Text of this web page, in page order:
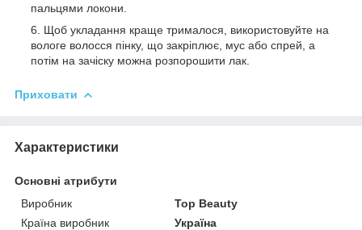
пальцями локони.
Щоб укладання краще трималося, використовуйте на
вологе волосся пінку, що закріплює, мус або спрей, а
потім на зачіску можна розпорошити лак.
Приховати
Характеристики
Основні атрибути
Виробник
Top Beauty
Країна виробник
Україна